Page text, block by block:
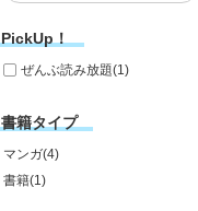
PickUp！
ぜんぶ読み放題(1)
書籍タイプ
マンガ(4)
書籍(1)